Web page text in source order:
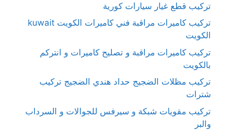
تركيب قطع غيار سيارات كورية
تركيب كاميرات مراقبة فني كاميرات الكويت kuwait
الكويت
تركيب كاميرات مراقبة و تصليح كاميرات و انتركم
بالكويت
تركيب مظلات الضجيج حداد هندي الضجيج تركيب
شترات
تركيب مقويات شبكة و سيرفس للجوالات و السرداب
والبر